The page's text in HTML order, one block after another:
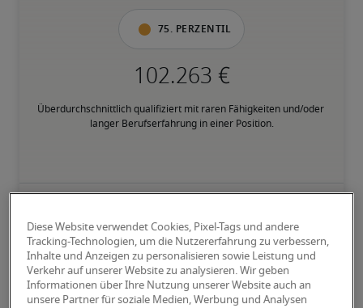
75. Perzentil
Überdurchschnittlich qualifiziert mit raren Fähigkeiten und/oder
langer Berufserfahrung in einer Position.
Gehälter für ähnliche
Positionen
Diese Website verwendet Cookies, Pixel-Tags und andere
Tracking-Technologien, um die Nutzererfahrung zu verbessern,
Inhalte und Anzeigen zu personalisieren sowie Leistung und
Verkehr auf unserer Website zu analysieren. Wir geben
Informationen über Ihre Nutzung unserer Website auch an
unsere Partner für soziale Medien, Werbung und Analysen